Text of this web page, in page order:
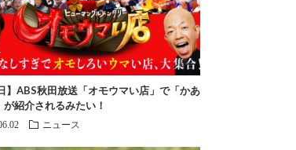
】ABS秋田放送「オモウマい店」で「かあ
が紹介されるみたい！
ニュース